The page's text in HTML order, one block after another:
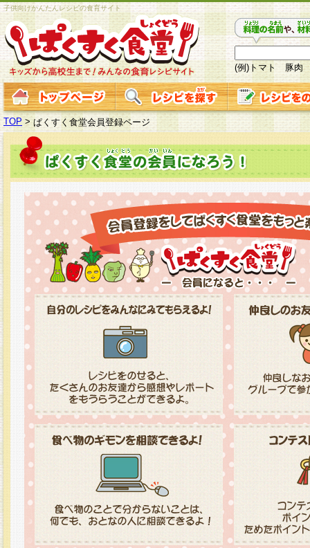
子供向けかんたんレシピの食育サイト
(例)トマト 豚肉
TOP > ぱくすく食堂会員登録ページ